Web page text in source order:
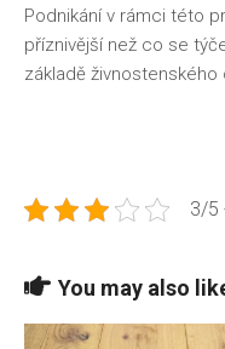
Podnikání v rámci této
příznivější než co se
základě živnostenského
3/5
You may also